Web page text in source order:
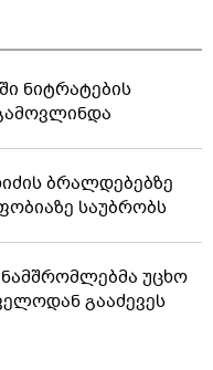
ნიტრატების
ბრალდებებზე
საუბრობს
უცხო
გააძევეს